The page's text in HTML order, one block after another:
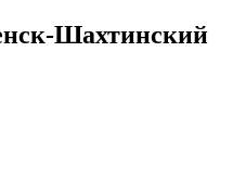
Шахтинский